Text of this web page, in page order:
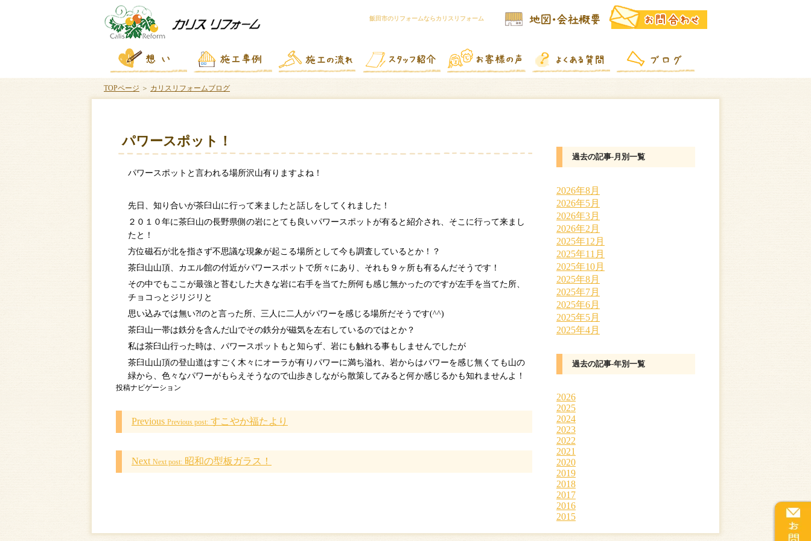
飯田市のリフォームならカリスリフォーム
TOPページ ＞ カリスリフォームブログ
パワースポット！
パワースポットと言われる場所沢山有りますよね！
先日、知り合いが茶臼山に行って来ましたと話しをしてくれました！
２０１０年に茶臼山の長野県側の岩にとても良いパワースポットが有ると紹介され、そこに行って来まし
たと！
方位磁石が北を指さず不思議な現象が起こる場所として今も調査しているとか！？
茶臼山山頂、カエル館の付近がパワースポットで所々にあり、それも９ヶ所も有るんだそうです！
その中でもここが最強と苔むした大きな岩に右手を当てた所何も感じ無かったのですが左手を当てた所、
チョコっとジリジリと
思い込みでは無い⁈のと言った所、三人に二人がパワーを感じる場所だそうです(^^)
茶臼山一帯は鉄分を含んだ山でその鉄分が磁気を左右しているのではとか？
私は茶臼山行った時は、パワースポットもと知らず、岩にも触れる事もしませんでしたが
茶臼山山頂の登山道はすごく木々にオーラが有りパワーに満ち溢れ、岩からはパワーを感じ無くても山の
緑から、色々なパワーがもらえそうなので山歩きしながら散策してみると何か感じるかも知れませんよ！
投稿ナビゲーション
Previous Previous post: すこやか福たより
Next Next post: 昭和の型板ガラス！
過去の記事-月別一覧
2026年8月
2026年5月
2026年3月
2026年2月
2025年12月
2025年11月
2025年10月
2025年8月
2025年7月
2025年6月
2025年5月
2025年4月
過去の記事-年別一覧
2026
2025
2024
2023
2022
2021
2020
2019
2018
2017
2016
2015